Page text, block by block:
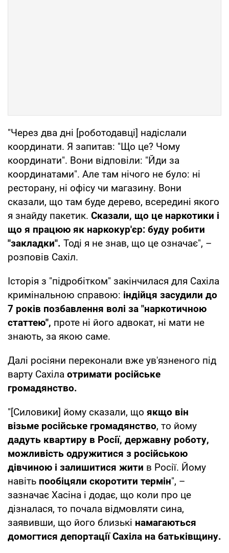
"Через два дні [роботодавці] надіслали
координати. Я запитав: "Що це? Чому
координати". Вони відповіли: "Йди за
координатами". Але там нічого не було: ні
ресторану, ні офісу чи магазину. Вони
сказали, що там буде дерево, всередині якого
я знайду пакетик. Сказали, що це наркотики і
що я працюю як наркокур'єр: буду робити
"закладки". Тоді я не знав, що це означає", –
розповів Сахіл.
Історія з "підробітком" закінчилася для Сахіла
кримінальною справою: індійця засудили до
7 років позбавлення волі за "наркотичною
статтею", проте ні його адвокат, ні мати не
знають, за якою саме.
Далі росіяни переконали вже ув'язненого під
варту Сахіла отримати російське
громадянство.
"[Силовики] йому сказали, що якщо він
візьме російське громадянство, то йому
дадуть квартиру в Росії, державну роботу,
можливість одружитися з російською
дівчиною і залишитися жити в Росії. Йому
навіть пообіцяли скоротити термін", –
зазначає Хасіна і додає, що коли про це
дізналася, то почала відмовляти сина,
заявивши, що його близькі намагаються
домогтися депортації Сахіла на батьківщину.